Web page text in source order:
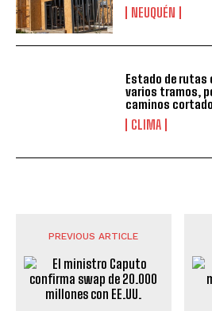
NEUQUÉN
Estado de rutas
varios tramos,
caminos
CLIMA
PREVIOUS ARTICLE